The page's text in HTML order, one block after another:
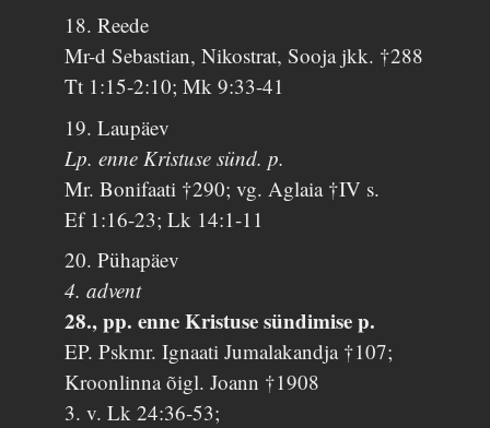
18. Reede
Mr-d Sebastian, Nikostrat, Sooja jkk. †288
Tt 1:15-2:10; Mk 9:33-41
19. Laupäev
Lp. enne Kristuse sünd. p.
Mr. Bonifaati †290; vg. Aglaia †IV s.
Ef 1:16-23; Lk 14:1-11
20. Pühapäev
4. advent
28., pp. enne Kristuse sündimise p.
EP. Pskmr. Ignaati Jumalakandja †107;
Kroonlinna õigl. Joann †1908
3. v. Lk 24:36-53;